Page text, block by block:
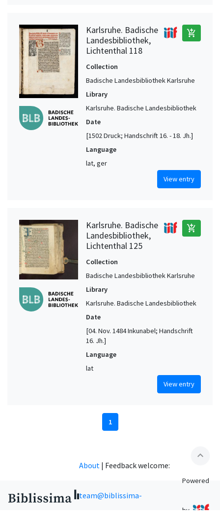
Karlsruhe. Badische
Landesbibliothek,
Lichtenthal 118
add_shopping_cart
Collection
Badische Landesbibliothek Karlsruhe
Library
Karlsruhe. Badische Landesbibliothek
Date
[1502 Druck; Handschrift 16. - 18. Jh.]
Language
lat, ger
View entry
Karlsruhe. Badische
Landesbibliothek,
Lichtenthal 125
add_shopping_cart
Collection
Badische Landesbibliothek Karlsruhe
Library
Karlsruhe. Badische Landesbibliothek
Date
[04. Nov. 1484 Inkunabel; Handschrift
16. Jh.]
Language
lat
View entry
1
expand_less
About | Feedback welcome:
team@biblissima-
Powered
by